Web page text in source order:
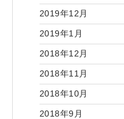
2019年12月
2019年1月
2018年12月
2018年11月
2018年10月
2018年9月